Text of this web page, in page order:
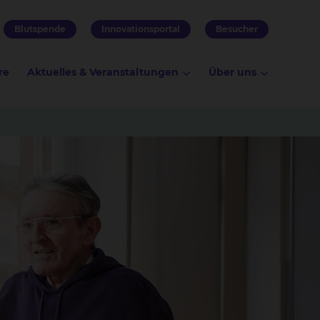
Blutspende Innovationsportal Besucher
Aktuelles & Veranstaltungen Über uns